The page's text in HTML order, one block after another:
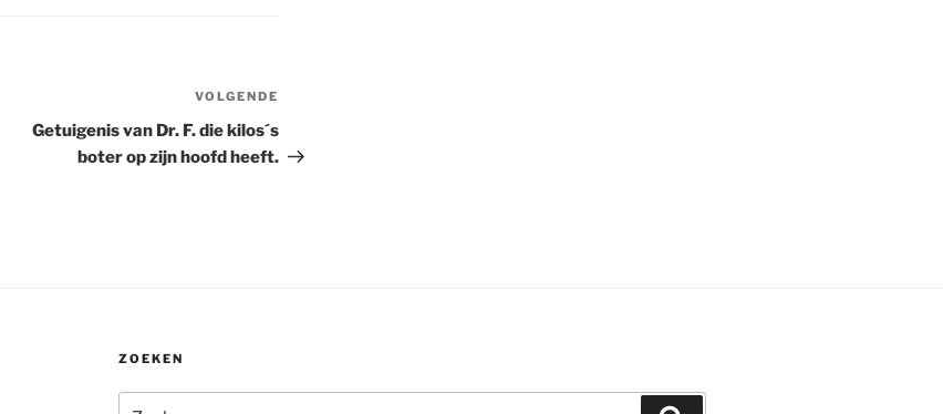
bericht
VOLGENDE
Getuigenis van Dr. F. die kilos´s
boter op zijn hoofd heeft.
ZOEKEN